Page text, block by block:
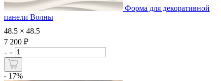
Форма для декоративной
панели Волны
48.5 × 48.5
7 200 ₽
- 17%